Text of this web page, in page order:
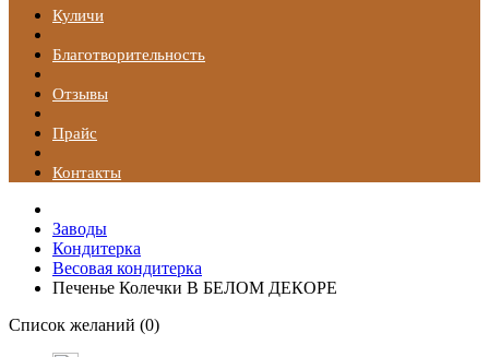
Куличи
Благотворительность
Отзывы
Прайс
Контакты
Заводы
Кондитерка
Весовая кондитерка
Печенье Колечки В БЕЛОМ ДЕКОРЕ
Список желаний (0)